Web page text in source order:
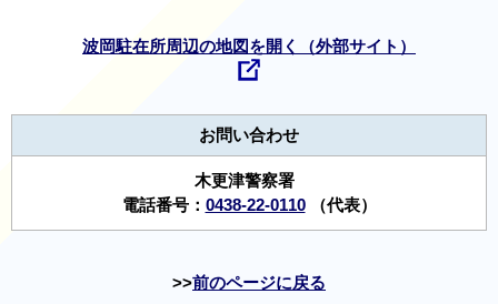
波岡駐在所周辺の地図を開く（外部サイト）
お問い合わせ
木更津警察署
電話番号： 0438-22-0110（代表）
前のページに戻る